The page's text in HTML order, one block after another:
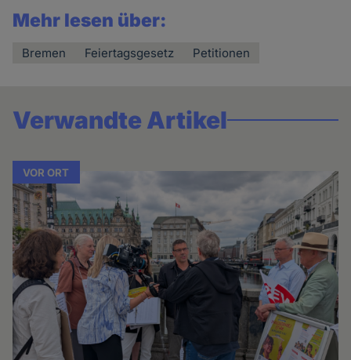
Mehr lesen über:
Bremen Feiertagsgesetz Petitionen
Verwandte Artikel
VOR ORT